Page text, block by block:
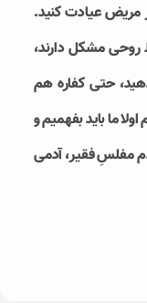
مریض عیادت کنید.
روحی مشکل دارند،
حتی کفاره هم
ما باید بفهمیم و
مفلسِ فقیر، آدمی